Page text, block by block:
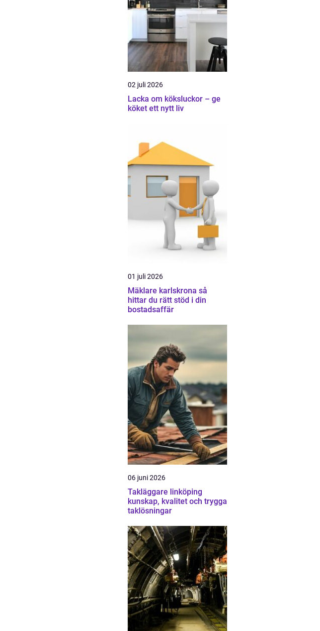
02 juli 2026
Lacka om köksluckor – ge
köket ett nytt liv
01 juli 2026
Mäklare karlskrona så
hittar du rätt stöd i din
bostadsaffär
06 juni 2026
Takläggare linköping
kunskap, kvalitet och trygga
taklösningar